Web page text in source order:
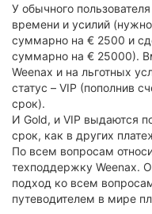
У обычного
времени и усилий
суммарно на € 2500 и
суммарно на € 25000).
Weenax и на льготных
статус – VIP (пополнив
срок).
И Gold, и VIP выдаются
срок, как в других
По всем вопросам
техподдержку Weenax.
подход ко всем
путеводителем в мире